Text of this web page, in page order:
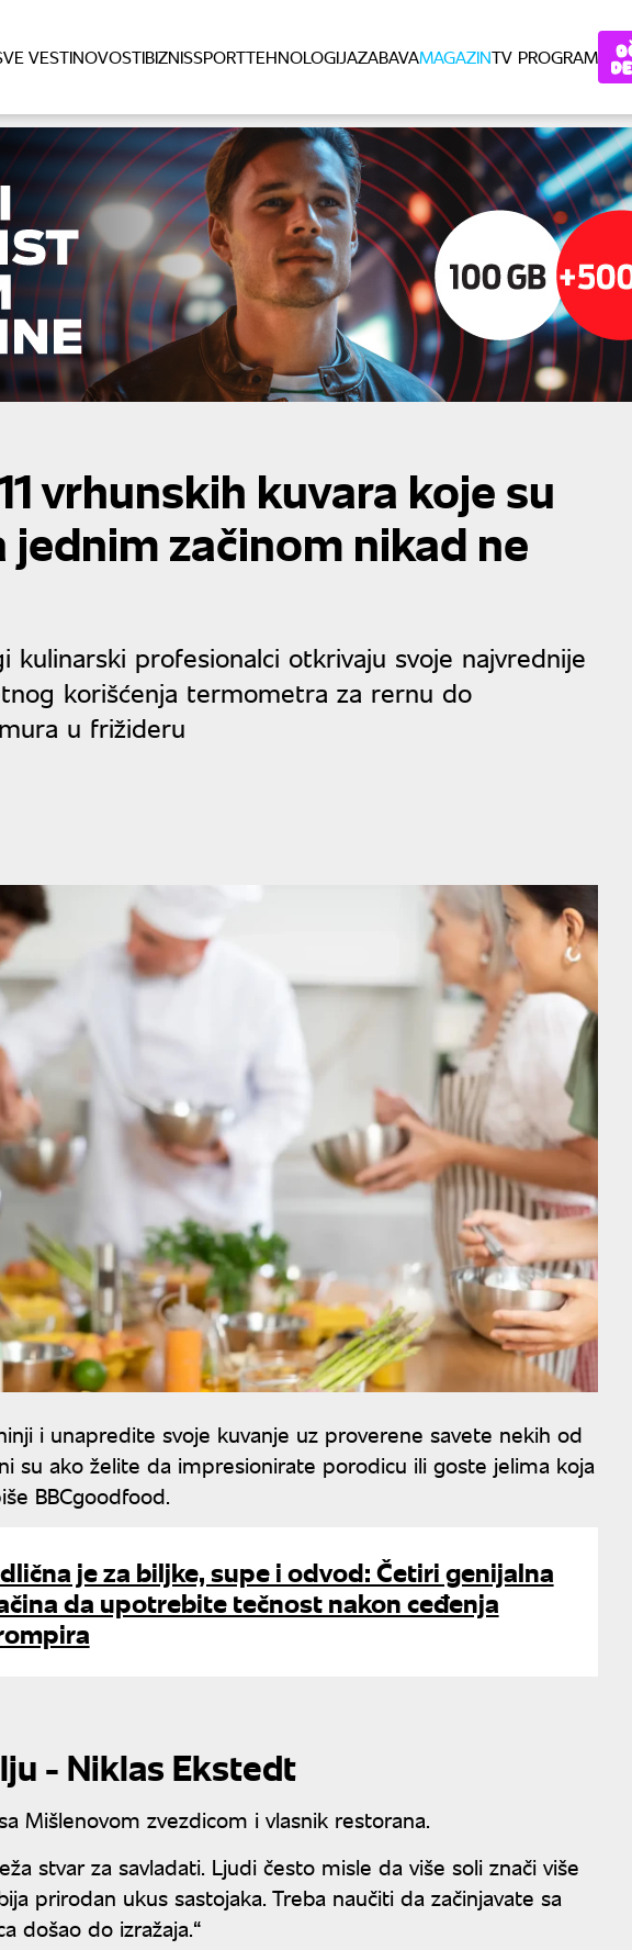
VESTINOVOSTIBIZNISSPORTTEHNOLOGIJAZABAVAMAGAZINTV PROGRAM
vrhunskih kuvara koje su
jednim začinom nikad ne
kulinarski profesionalci otkrivaju svoje najvrednije
korišćenja termometra za rernu do
u frižideru
i unapredite svoje kuvanje uz proverene savete nekih od
su ako želite da impresionirate porodicu ili goste jelima koja
BBCgoodfood.
je za biljke, supe i odvod: Četiri genijalna
da upotrebite tečnost nakon ceđenja
- Niklas Ekstedt
Mišlenovom zvezdicom i vlasnik restorana.
stvar za savladati. Ljudi često misle da više soli znači više
prirodan ukus sastojaka. Treba naučiti da začinjavate sa
došao do izražaja.“